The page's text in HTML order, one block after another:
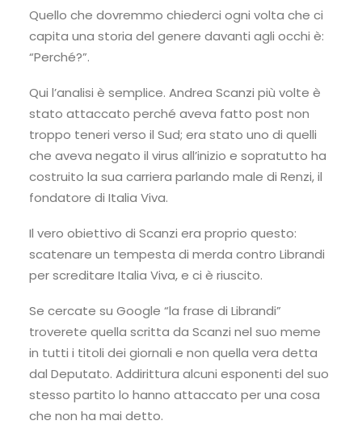
Quello che dovremmo chiederci ogni volta che ci
capita una storia del genere davanti agli occhi è:
“Perché?”.
Qui l’analisi è semplice. Andrea Scanzi più volte è
stato attaccato perché aveva fatto post non
troppo teneri verso il Sud; era stato uno di quelli
che aveva negato il virus all’inizio e sopratutto ha
costruito la sua carriera parlando male di Renzi, il
fondatore di Italia Viva.
Il vero obiettivo di Scanzi era proprio questo:
scatenare un tempesta di merda contro Librandi
per screditare Italia Viva, e ci è riuscito.
Se cercate su Google “la frase di Librandi”
troverete quella scritta da Scanzi nel suo meme
in tutti i titoli dei giornali e non quella vera detta
dal Deputato. Addirittura alcuni esponenti del suo
stesso partito lo hanno attaccato per una cosa
che non ha mai detto.